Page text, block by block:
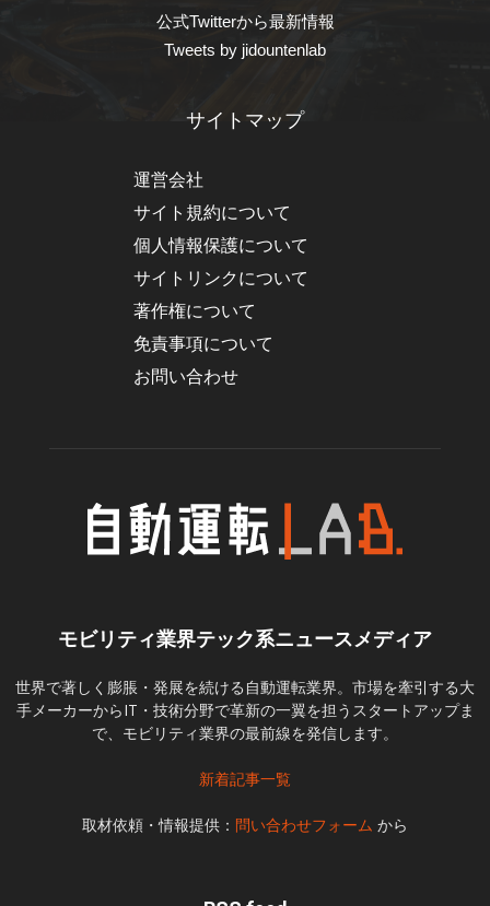
公式Twitterから最新情報
Tweets by jidountenlab
サイトマップ
運営会社
サイト規約について
個人情報保護について
サイトリンクについて
著作権について
免責事項について
お問い合わせ
モビリティ業界テック系ニュースメディア
世界で著しく膨脹・発展を続ける自動運転業界。市場を牽引する大
手メーカーからIT・技術分野で革新の一翼を担うスタートアップま
で、モビリティ業界の最前線を発信します。
新着記事一覧
取材依頼・情報提供： 問い合わせフォーム から